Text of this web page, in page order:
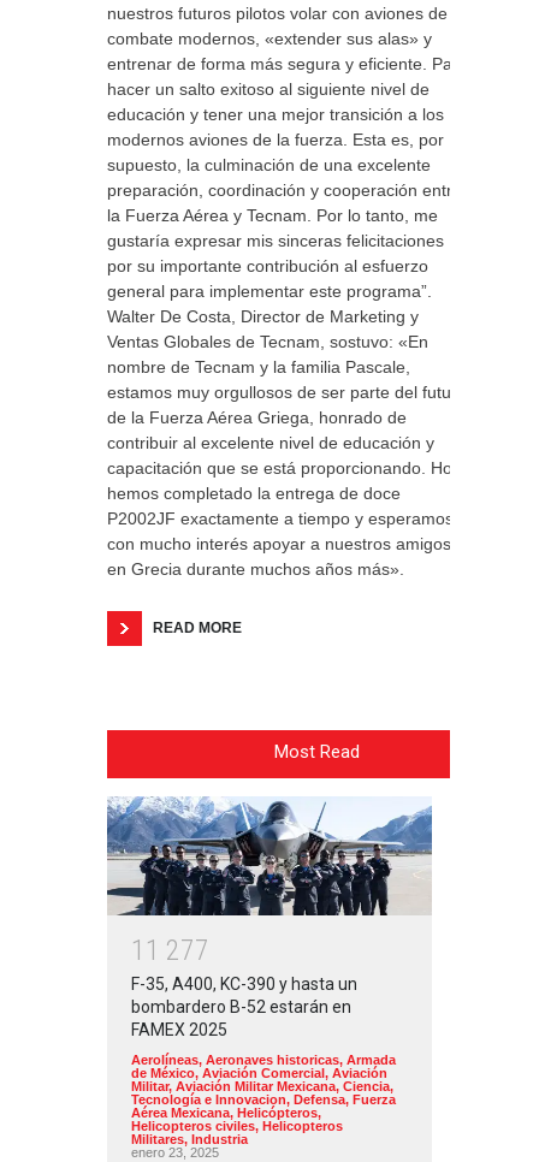
nuestros futuros pilotos volar con aviones de
combate modernos, «extender sus alas» y
entrenar de forma más segura y eficiente. Para
hacer un salto exitoso al siguiente nivel de
educación y tener una mejor transición a los
modernos aviones de la fuerza. Esta es, por
supuesto, la culminación de una excelente
preparación, coordinación y cooperación entre
la Fuerza Aérea y Tecnam. Por lo tanto, me
gustaría expresar mis sinceras felicitaciones
por su importante contribución al esfuerzo
general para implementar este programa”.
Walter De Costa, Director de Marketing y
Ventas Globales de Tecnam, sostuvo: «En
nombre de Tecnam y la familia Pascale,
estamos muy orgullosos de ser parte del futuro
de la Fuerza Aérea Griega, honrado de
contribuir al excelente nivel de educación y
capacitación que se está proporcionando. Hoy
hemos completado la entrega de doce
P2002JF exactamente a tiempo y esperamos
con mucho interés apoyar a nuestros amigos
en Grecia durante muchos años más».
READ MORE
Most Read
1 1 277
F-35, A400, KC-390 y hasta un
bombardero B-52 estarán en
FAMEX 2025
Aerolíneas, Aeronaves historicas, Armada
de México, Aviación Comercial, Aviación
Militar, Aviación Militar Mexicana, Ciencia,
Tecnología e Innovacion, Defensa, Fuerza
Aérea Mexicana, Helicópteros,
Helicopteros civiles, Helicopteros
Militares, Industria
enero 23, 2025